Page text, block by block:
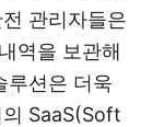
관리자들은
역을 보관해
루션은 더욱
SaaS(Soft